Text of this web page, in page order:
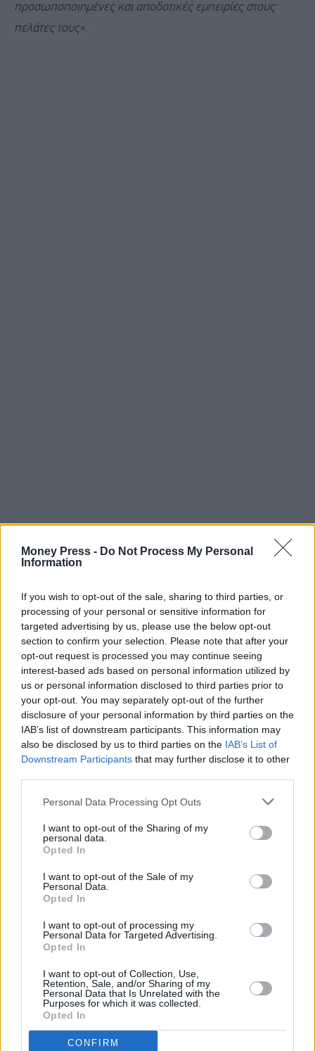
Money Press - Do Not Process My Personal
Information
If you wish to opt-out of the sale, sharing to third parties, or
processing of your personal or sensitive information for
targeted advertising by us, please use the below opt-out
section to confirm your selection. Please note that after your
opt-out request is processed you may continue seeing
interest-based ads based on personal information utilized by
us or personal information disclosed to third parties prior to
your opt-out. You may separately opt-out of the further
disclosure of your personal information by third parties on the
IAB’s list of downstream participants. This information may
also be disclosed by us to third parties on the IAB’s List of
Downstream Participants that may further disclose it to other
Personal Data Processing Opt Outs
I want to opt-out of the Sharing of my
personal data.
Opted In
I want to opt-out of the Sale of my
Personal Data.
Opted In
I want to opt-out of processing my
Personal Data for Targeted Advertising.
Opted In
I want to opt-out of Collection, Use,
Retention, Sale, and/or Sharing of my
Personal Data that Is Unrelated with the
Purposes for which it was collected.
Opted In
CONFIRM
προσωποποιημένες και αποδοτικές εμπειρίες στους
πελάτες τους».